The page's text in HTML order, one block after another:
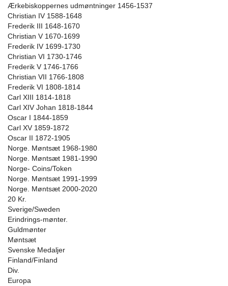
Ærkebiskoppernes udmøntninger 1456-1537
Christian IV 1588-1648
Frederik III 1648-1670
Christian V 1670-1699
Frederik IV 1699-1730
Christian VI 1730-1746
Frederik V 1746-1766
Christian VII 1766-1808
Frederik VI 1808-1814
Carl XIII 1814-1818
Carl XIV Johan 1818-1844
Oscar I 1844-1859
Carl XV 1859-1872
Oscar II 1872-1905
Norge. Møntsæt 1968-1980
Norge. Møntsæt 1981-1990
Norge- Coins/Token
Norge. Møntsæt 1991-1999
Norge. Møntsæt 2000-2020
20 Kr.
Sverige/Sweden
Erindrings-mønter.
Guldmønter
Møntsæt
Svenske Medaljer
Finland/Finland
Div.
Europa